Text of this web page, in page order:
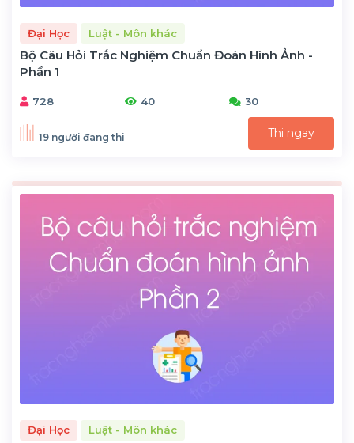
Đại Học Luật - Môn khác
Bộ Câu Hỏi Trắc Nghiệm Chuẩn Đoán Hình Ảnh -
Phần 1
728 40 30
19 người đang thi Thi ngay
Đại Học Luật - Môn khác